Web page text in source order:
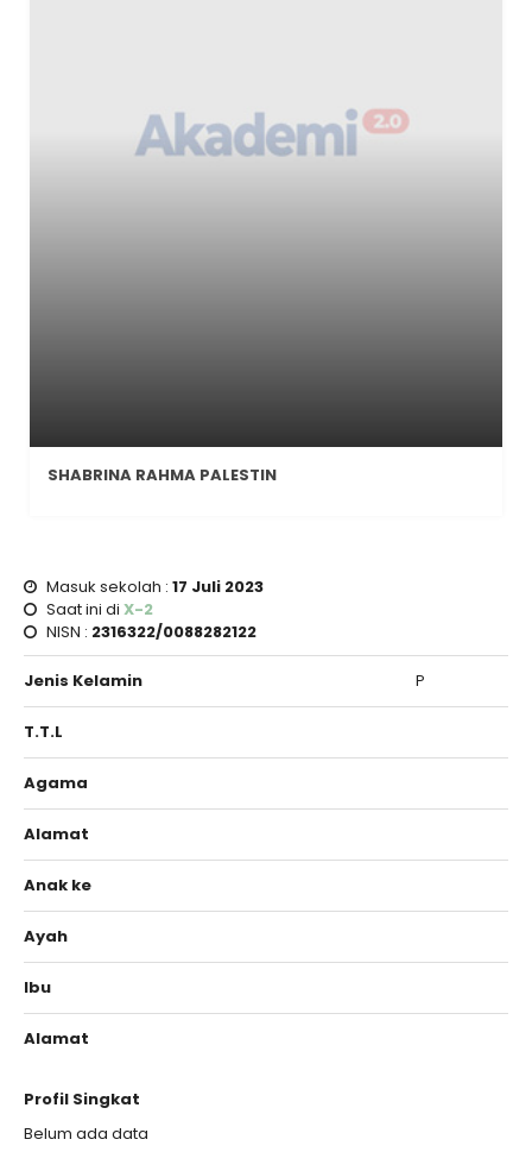
SHABRINA RAHMA PALESTIN
Masuk sekolah : 17 Juli 2023
Saat ini di X-2
NISN : 2316322/0088282122
Jenis Kelamin P
T.T.L
Agama
Alamat
Anak ke
Ayah
Ibu
Alamat
Profil Singkat
Belum ada data